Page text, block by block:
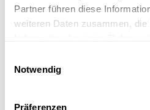
Partner führen diese
weiteren Daten zusammen,
Notwendig
Präferenzen
Unsere Kreativität und
wie groß Ihr nächstes Projekt
Ausstellung, Tagung,